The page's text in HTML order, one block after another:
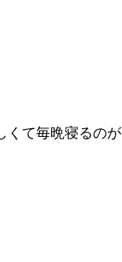
くて毎晩寝るのが